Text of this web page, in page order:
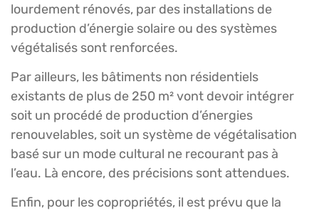
lourdement rénovés, par des installations de
production d’énergie solaire ou des systèmes
végétalisés sont renforcées.
Par ailleurs, les bâtiments non résidentiels
existants de plus de 250 m² vont devoir intégrer
soit un procédé de production d’énergies
renouvelables, soit un système de végétalisation
basé sur un mode cultural ne recourant pas à
l’eau. Là encore, des précisions sont attendues.
Enfin, pour les copropriétés, il est prévu que la